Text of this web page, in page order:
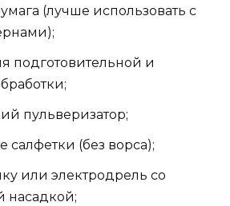
(лучше использовать с
подготовительной и
пульверизатор;
(без ворса);
или электродрель со
насадкой;